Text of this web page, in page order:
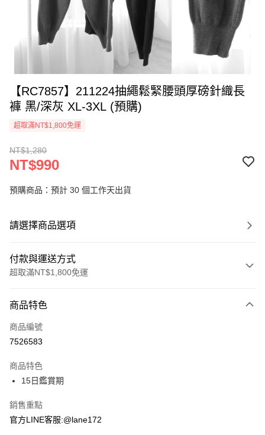
【RC7857】211224抽繩鬆緊腰頭厚磅針織長
褲 黑/深灰 XL-3XL (預購)
超取滿NT$1,800免運
NT$1,280
NT$990
預購商品：預計 30 個工作天出貨
請選擇商品選項
付款與運送方式
超取滿NT$1,800免運
信用卡一次付款
超商取貨付款
Apple Pay
街口支付
悠遊付
商品特色
商品編號
7526583
商品特色
15日鑑賞期
銷售重點
官方LINE客服:@lane172